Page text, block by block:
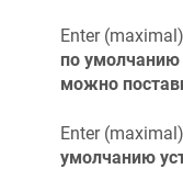
Installing
Installing
Enter
по умолчанию
можно
Enter
умолчанию